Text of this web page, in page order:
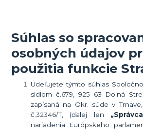
Súhlas so
osobných údajov
použitia funkcie
Udeľujete týmto súhlas
sídlom č.679, 925 63 Dolná
zapísaná na Okr. súde v
č.32346/T, (ďalej len
nariadenia Európskeho